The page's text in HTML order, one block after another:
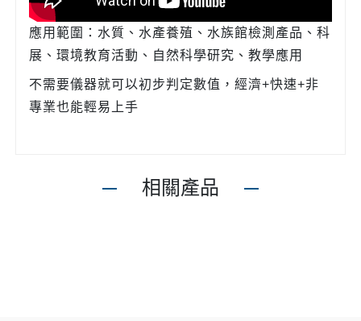
應用範圍：水質、水產養殖、水族館檢測產品、科
展、環境教育活動、自然科學研究、教學應用
不需要儀器就可以初步判定數值，經濟+快速+非
專業也能輕易上手
相關產品